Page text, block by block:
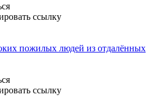
пожилых людей из отдалённых